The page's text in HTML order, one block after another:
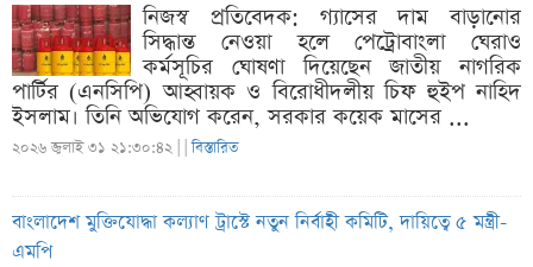
নিজস্ব প্রতিবেদক: গ্যাসের দাম বাড়ানোর
সিদ্ধান্ত নেওয়া হলে পেট্রোবাংলা ঘেরাও
কর্মসূচির ঘোষণা দিয়েছেন জাতীয় নাগরিক
পার্টির (এনসিপি) আহ্বায়ক ও বিরোধীদলীয় চিফ হুইপ নাহিদ
ইসলাম। তিনি অভিযোগ করেন, সরকার কয়েক মাসের ...
২০২৬ জুলাই ৩১ ২১:৩০:৪২ | |বিস্তারিত
বাংলাদেশ মুক্তিযোদ্ধা কল্যাণ ট্রাস্টে নতুন নির্বাহী কমিটি, দায়িত্বে ৫ মন্ত্রী-
এমপি